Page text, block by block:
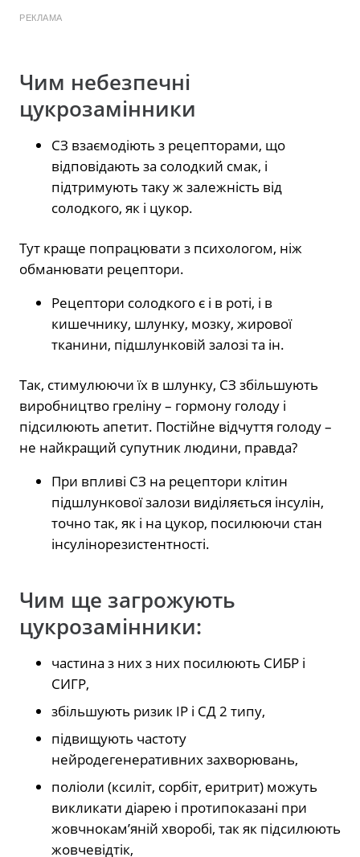
РЕКЛАМА
Чим небезпечні
цукрозамінники
СЗ взаємодіють з рецепторами, що
відповідають за солодкий смак, і
підтримують таку ж залежність від
солодкого, як і цукор.
Тут краще попрацювати з психологом, ніж
обманювати рецептори.
Рецептори солодкого є і в роті, і в
кишечнику, шлунку, мозку, жирової
тканини, підшлунковій залозі та ін.
Так, стимулюючи їх в шлунку, СЗ збільшують
виробництво греліну – гормону голоду і
підсилюють апетит. Постійне відчуття голоду –
не найкращий супутник людини, правда?
При впливі СЗ на рецептори клітин
підшлункової залози виділяється інсулін,
точно так, як і на цукор, посилюючи стан
інсулінорезистентності.
Чим ще загрожують
цукрозамінники:
частина з них з них посилюють СИБР і
СИГР,
збільшують ризик ІР і СД 2 типу,
підвищують частоту
нейродегенеративних захворювань,
поліоли (ксиліт, сорбіт, еритрит) можуть
викликати діарею і протипоказані при
жовчнокам’яній хворобі, так як підсилюють
жовчевідтік,